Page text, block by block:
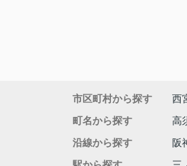
と話すことが
良い広さの
市区町村から探す 西
町名から探す
高
沿線から探す
阪